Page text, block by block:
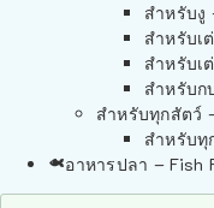
สำหรับงู
สำหรับเ
สำหรับเ
สำหรับก
สำหรับทุกสัตว์
สำหรับ
อาหารปลา – Fish